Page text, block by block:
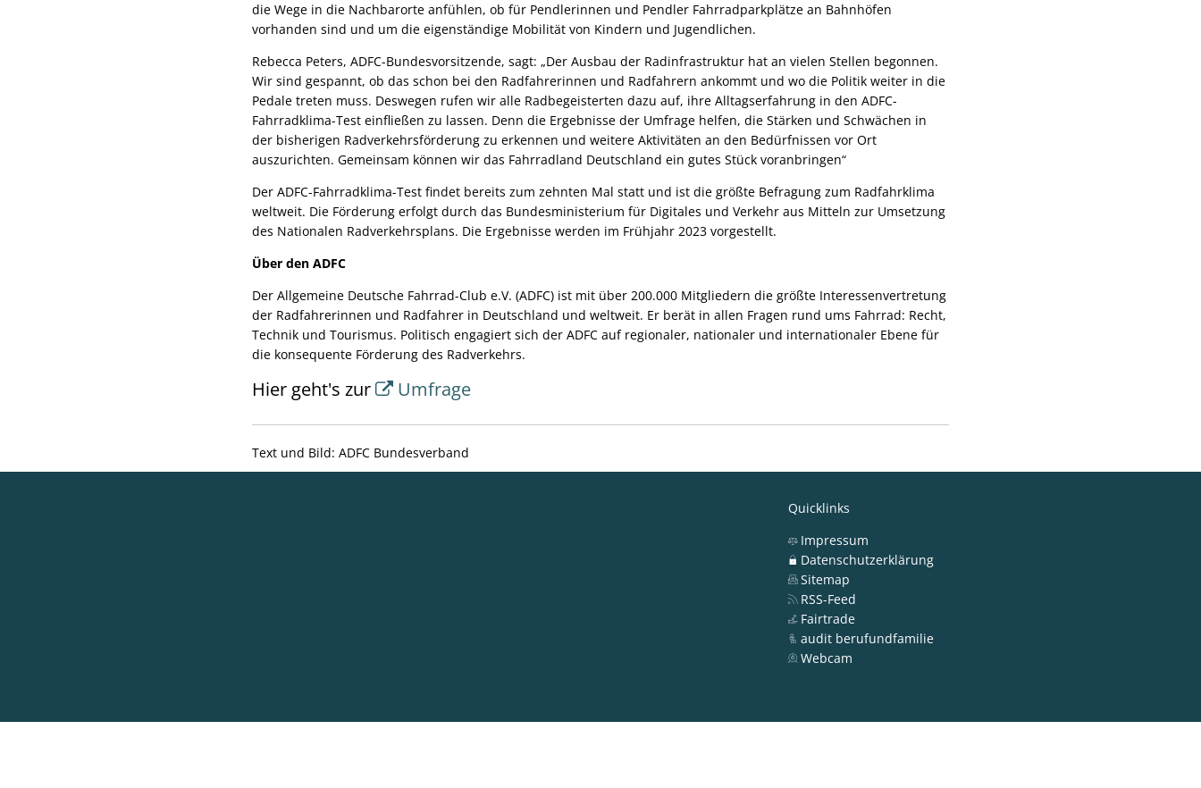
die Wege in die Nachbarorte anfühlen, ob für Pendlerinnen und Pendler Fahrradparkplätze an Bahnhöfen
vorhanden sind und um die eigenständige Mobilität von Kindern und Jugendlichen.
Rebecca Peters, ADFC-Bundesvorsitzende, sagt: „Der Ausbau der Radinfrastruktur hat an vielen Stellen begonnen.
Wir sind gespannt, ob das schon bei den Radfahrerinnen und Radfahrern ankommt und wo die Politik weiter in die
Pedale treten muss. Deswegen rufen wir alle Radbegeisterten dazu auf, ihre Alltagserfahrung in den ADFC-
Fahrradklima-Test einfließen zu lassen. Denn die Ergebnisse der Umfrage helfen, die Stärken und Schwächen in
der bisherigen Radverkehrsförderung zu erkennen und weitere Aktivitäten an den Bedürfnissen vor Ort
auszurichten. Gemeinsam können wir das Fahrradland Deutschland ein gutes Stück voranbringen“
Der ADFC-Fahrradklima-Test findet bereits zum zehnten Mal statt und ist die größte Befragung zum Radfahrklima
weltweit. Die Förderung erfolgt durch das Bundesministerium für Digitales und Verkehr aus Mitteln zur Umsetzung
des Nationalen Radverkehrsplans. Die Ergebnisse werden im Frühjahr 2023 vorgestellt.
Über den ADFC
Der Allgemeine Deutsche Fahrrad-Club e.V. (ADFC) ist mit über 200.000 Mitgliedern die größte Interessenvertretung
der Radfahrerinnen und Radfahrer in Deutschland und weltweit. Er berät in allen Fragen rund ums Fahrrad: Recht,
Technik und Tourismus. Politisch engagiert sich der ADFC auf regionaler, nationaler und internationaler Ebene für
die konsequente Förderung des Radverkehrs.
Hier geht's zur Umfrage
Text und Bild: ADFC Bundesverband
Quicklinks
Impressum
Datenschutzerklärung
Sitemap
RSS-Feed
Fairtrade
audit berufundfamilie
Webcam